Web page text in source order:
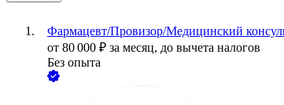
Фармацевт/Провизор/Медицинский
от 80 000 ₽ за месяц, до вычета налогов
Без опыта